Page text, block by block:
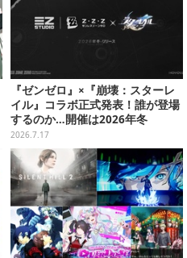
『ゼンゼロ』×『崩壊：スターレ
イル』コラボ正式発表！誰が登場
するのか…開催は2026年冬
2026.7.17